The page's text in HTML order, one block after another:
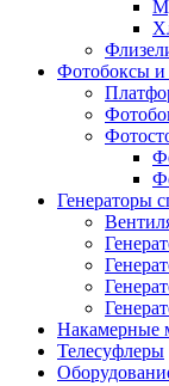
Фотобоксы и
Генераторы
Накамерные
Телесуфлеры